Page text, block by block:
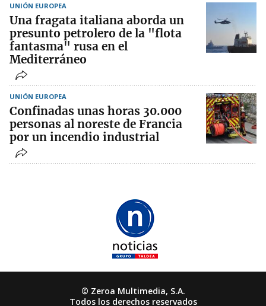
UNIÓN EUROPEA
Una fragata italiana aborda un
presunto petrolero de la "flota
fantasma" rusa en el
Mediterráneo
UNIÓN EUROPEA
Confinadas unas horas 30.000
personas al noreste de Francia
por un incendio industrial
© Zeroa Multimedia, S.A.
Todos los derechos reservados